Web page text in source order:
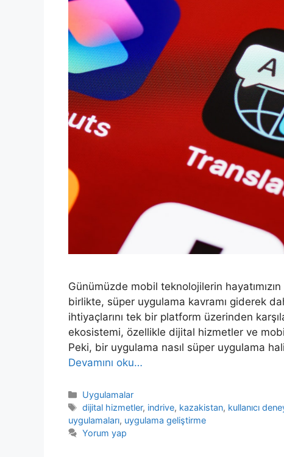
Günümüzde mobil teknolojilerin
birlikte, süper uygulama kavramı giderek
ihtiyaçlarını tek bir platform üzerinden
ekosistemi, özellikle dijital hizmetler ve
Peki, bir uygulama nasıl süper uygulama
Devamını oku…
Kategoriler
Uygulamalar
Etiketler
dijital hizmetler, indrive, kazakistan, kullanıcı
uygulamaları, uygulama geliştirme
Yorum yap